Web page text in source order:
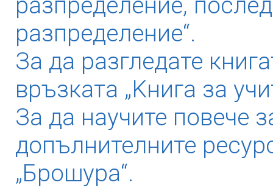
разпределение“.
За да разгледате
връзката „Kнига за
За да научите повече
допълнителните
„Брошура“.